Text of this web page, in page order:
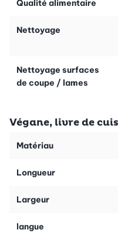
Qualité alimentaire
Nettoyage
Nettoyage surfaces
de coupe / lames
Végane, livre de
Matériau
Longueur
Largeur
langue